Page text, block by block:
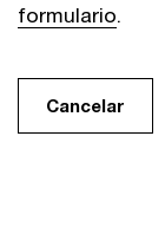
formulario.
Cancelar